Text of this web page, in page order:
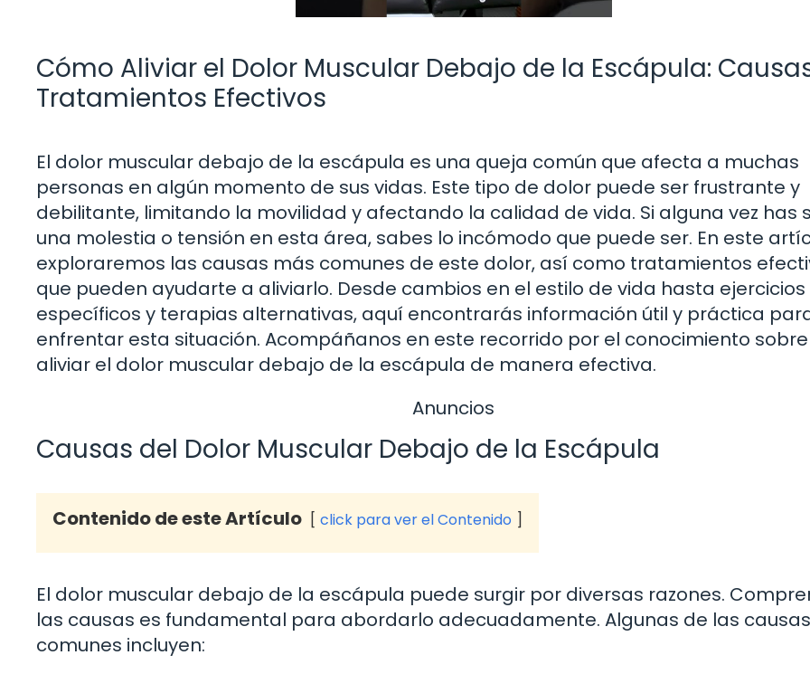
Cómo Aliviar el Dolor Muscular Debajo de la Escápula:
Tratamientos Efectivos
El dolor muscular debajo de la escápula es una queja común que afecta a muchas
personas en algún momento de sus vidas. Este tipo de dolor puede ser frustrante y
debilitante, limitando la movilidad y afectando la calidad de vida. Si alguna vez has
una molestia o tensión en esta área, sabes lo incómodo que puede ser. En este
exploraremos las causas más comunes de este dolor, así como tratamientos
que pueden ayudarte a aliviarlo. Desde cambios en el estilo de vida hasta ejercicios
específicos y terapias alternativas, aquí encontrarás información útil y práctica
enfrentar esta situación. Acompáñanos en este recorrido por el conocimiento
aliviar el dolor muscular debajo de la escápula de manera efectiva.
Anuncios
Causas del Dolor Muscular Debajo de la Escápula
Contenido de este Artículo click para ver el Contenido
El dolor muscular debajo de la escápula puede surgir por diversas razones.
las causas es fundamental para abordarlo adecuadamente. Algunas de las
comunes incluyen: